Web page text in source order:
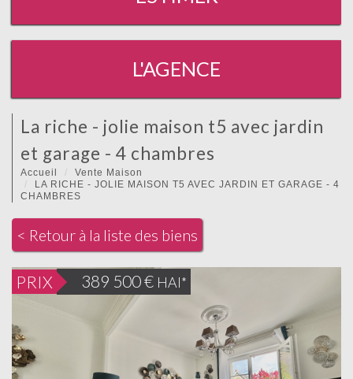
L'AGENCE
la riche - jolie maison t5 avec jardin
et garage - 4 chambres
Accueil
Vente Maison
LA RICHE - JOLIE MAISON T5 AVEC JARDIN ET GARAGE - 4
CHAMBRES
< Retour à la liste des biens
PRIX 389 500€ HAI*